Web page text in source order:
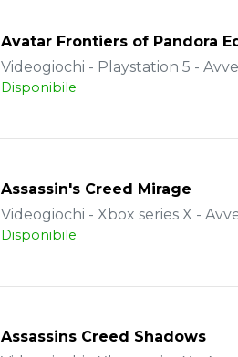
Avatar Frontiers of Pandora
Videogiochi - Playstation 5 -
Disponibile
Assassin's Creed Mirage
Videogiochi - Xbox series X -
Disponibile
Assassins Creed Shadows